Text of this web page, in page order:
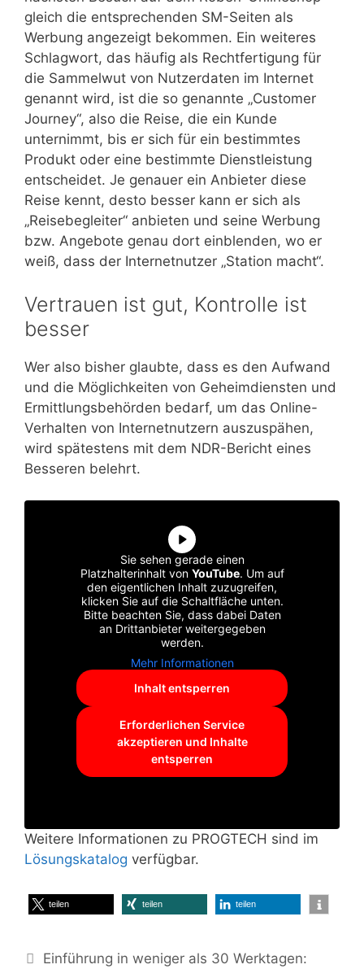
gleich die entsprechenden SM-Seiten als
Werbung angezeigt bekommen. Ein weiteres
Schlagwort, das häufig als Rechtfertigung für
die Sammelwut von Nutzerdaten im Internet
genannt wird, ist die so genannte „Customer
Journey“, also die Reise, die ein Kunde
unternimmt, bis er sich für ein bestimmtes
Produkt oder eine bestimmte Dienstleistung
entscheidet. Je genauer ein Anbieter diese
Reise kennt, desto besser kann er sich als
„Reisebegleiter“ anbieten und seine Werbung
bzw. Angebote genau dort einblenden, wo er
weiß, dass der Internetnutzer „Station macht“.
Vertrauen ist gut, Kontrolle ist
besser
Wer also bisher glaubte, dass es den Aufwand
und die Möglichkeiten von Geheimdiensten und
Ermittlungsbehörden bedarf, um das Online-
Verhalten von Internetnutzern auszuspähen,
wird spätestens mit dem NDR-Bericht eines
Besseren belehrt.
Sie sehen gerade einen
Platzhalterinhalt von YouTube. Um auf
den eigentlichen Inhalt zuzugreifen,
klicken Sie auf die Schaltfläche unten.
Bitte beachten Sie, dass dabei Daten
an Drittanbieter weitergegeben
werden.
Mehr Informationen
Inhalt entsperren
Erforderlichen Service
akzeptieren und Inhalte
entsperren
Weitere Informationen zu PROGTECH sind im
Lösungskatalog verfügbar.
teilen teilen teilen
Einführung in weniger als 30 Werktagen: